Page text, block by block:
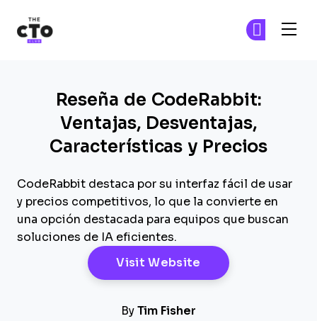
Reseña de CodeRabbit:
Ventajas, Desventajas,
Características y Precios
CodeRabbit destaca por su interfaz fácil de usar
y precios competitivos, lo que la convierte en
una opción destacada para equipos que buscan
soluciones de IA eficientes.
Visit Website Opens New
By Tim Fisher